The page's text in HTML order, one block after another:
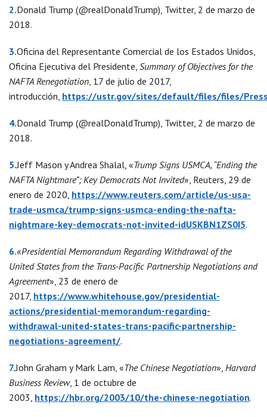
2.Donald Trump (@realDonaldTrump), Twitter, 2 de marzo de
2018.
3.Oficina del Representante Comercial de los Estados Unidos,
Oficina Ejecutiva del Presidente, Summary of Objectives for the
NAFTA Renegotiation, 17 de julio de 2017,
introducción, https://ustr.gov/sites/default/files/files/
4.Donald Trump (@realDonaldTrump), Twitter, 2 de marzo de
2018.
5.Jeff Mason y Andrea Shalal, «Trump Signs USMCA, “Ending the
NAFTA Nightmare”; Key Democrats Not Invited», Reuters, 29 de
enero de 2020, https://www.reuters.com/article/us-usa-
trade-usmca/trump-signs-usmca-ending-the-nafta-
nightmare-key-democrats-not-invited-idUSKBN1ZS0I5.
6.«Presidential Memorandum Regarding Withdrawal of the
United States from the Trans-Pacific Partnership Negotiations and
Agreement», 23 de enero de
2017, https://www.whitehouse.gov/presidential-
actions/presidential-memorandum-regarding-
withdrawal-united-states-trans-pacific-partnership-
negotiations-agreement/.
7.John Graham y Mark Lam, «The Chinese Negotiation», Harvard
Business Review, 1 de octubre de
2003, https://hbr.org/2003/10/the-chinese-negotiation.